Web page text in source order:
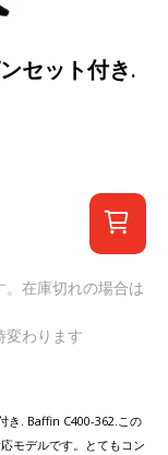
セット付き.
在庫切れの場合は
変わります
き. Baffin C400-362.この
モデルです。とてもコン